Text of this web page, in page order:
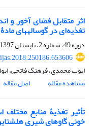
تغذیه‌ای در گوساله‎های مادۀ هلشتاین در حال رشد
دوره 49، شماره 2، تابستان 1397، صفحه
ایوب محمدی، فرهنگ فاتحی،
مشاهده مقاله
اصل مقاله
تأثیر تغذیۀ منابع
خونی گاوهای شیری